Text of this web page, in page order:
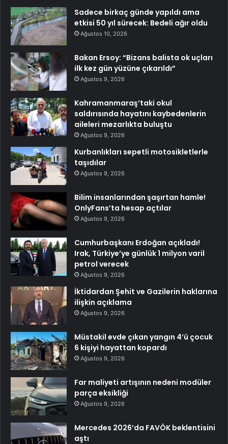
Sadece birkaç günde yapıldı ama
etkisi 50 yıl sürecek: Bedeli ağır oldu
Ağustos 10, 2026
Bakan Ersoy: “Bizans balista ok uçları
ilk kez gün yüzüne çıkarıldı”
Ağustos 9, 2026
Kahramanmaraş’taki okul
saldırısında hayatını kaybedenlerin
aileleri mezarlıkta buluştu
Ağustos 9, 2026
Kurbanlıkları sepetli motosikletlerle
taşıdılar
Ağustos 9, 2026
Bilim insanlarından şaşırtan hamle!
OnlyFans’ta hesap açtılar
Ağustos 9, 2026
Cumhurbaşkanı Erdoğan açıkladı!
Irak, Türkiye’ye günlük 1 milyon varil
petrol verecek
Ağustos 9, 2026
İktidardan Şehit ve Gazilerin haklarına
ilişkin açıklama
Ağustos 9, 2026
Müstakil evde çıkan yangın 4’ü çocuk
6 kişiyi hayattan kopardı
Ağustos 9, 2026
Far maliyeti artışının nedeni modüler
parça eksikliği
Ağustos 9, 2026
Mercedes 2026’da FAVÖK beklentisini
aştı